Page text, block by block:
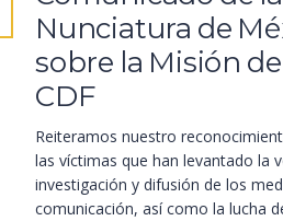
Nunciatura de
sobre la Misión
CDF
Reiteramos nuestro
las víctimas que han levantado la
investigación y difusión de los
comunicación, así como la lucha